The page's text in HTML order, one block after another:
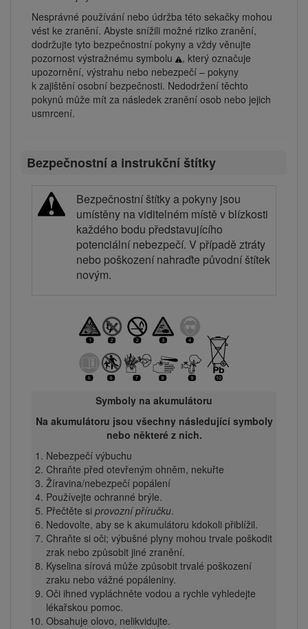
Nesprávné používání nebo údržba této sekačky mohou
vést ke zranění. Abyste snížili možné riziko zranění,
dodržujte tyto bezpečnostní pokyny a vždy věnujte
pozornost výstražnému symbolu
, který označuje
upozornění, výstrahu nebo nebezpečí – pokyny
k zajištění osobní bezpečnosti. Nedodržení těchto
pokynů může mít za následek zranění osob nebo jejich
usmrcení.
Bezpečnostní a instrukční štítky
Bezpečnostní štítky a pokyny jsou
umístěny na viditelném místě v blízkosti
každého bodu představujícího
potenciální nebezpečí. V případě ztráty
nebo poškození nahraďte původní štítek
novým.
Symboly na akumulátoru
Na akumulátoru jsou všechny následující symboly
nebo některé z nich.
Nebezpečí výbuchu
Chraňte před otevřeným ohněm, nekuřte
Žíravina/nebezpečí popálení
Používejte ochranné brýle.
Přečtěte si provozní příručku.
Nedovolte, aby se k akumulátoru kdokoli přiblížil.
Chraňte si oči; výbušné plyny mohou trvale poškodit
zrak nebo způsobit jiné zranění.
Kyselina sírová může způsobit trvalé poškození
zraku nebo vážné popáleniny.
Oči ihned vypláchněte vodou a rychle vyhledejte
lékařskou pomoc.
Obsahuje olovo, nelikvidujte.